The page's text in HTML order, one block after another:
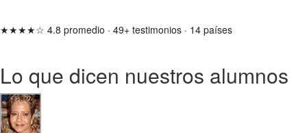
★★★★☆ 4.8 promedio · 49+ testimonios · 14 países
Lo que dicen nuestros alumnos